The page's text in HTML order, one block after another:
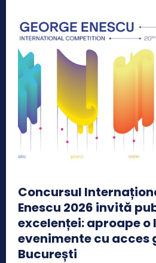
Concursul
Enescu 2026 invită
excelenței: aproape o
evenimente cu acces
București